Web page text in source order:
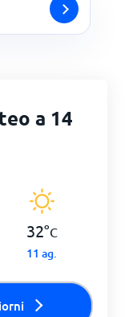
a 14
32°C
11 ag.